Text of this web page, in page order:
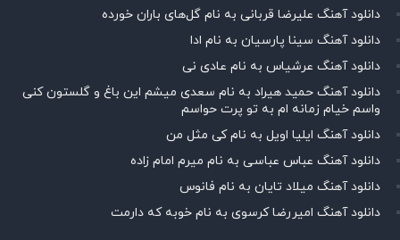
دانلود آهنگ علیرضا قربانی به نام گل‌های باران خورده
دانلود آهنگ سینا پارسیان به نام ادا
دانلود آهنگ عرشیاس به نام عادی نی
دانلود آهنگ حمید هیراد به نام سعدی میشم این باغ و گلستون کنی
واسم خیام زمانه ام به تو پرت حواسم
دانلود آهنگ ایلیا اویل به نام کی مثل من
دانلود آهنگ عباس عباسی به نام میرم امام زاده
دانلود آهنگ میلاد تایان به نام فانوس
دانلود آهنگ امیررضا کرسوی به نام خوبه که دارمت